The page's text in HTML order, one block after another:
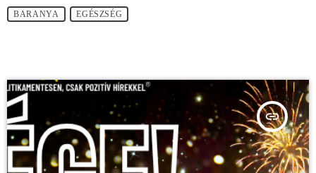
BARANYA EGÉSZSÉG
insert_link